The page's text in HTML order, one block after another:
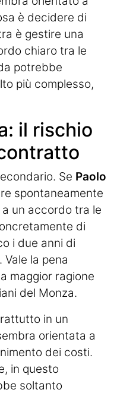
è decidere di
è gestire una
chiaro tra le
potrebbe
più complesso,
il rischio
Se Paolo
spontaneamente
un accordo tra le
di
i due anni di
la pena
maggior ragione
del Monza.
in un
orientata a
dei costi.
in questo
soltanto